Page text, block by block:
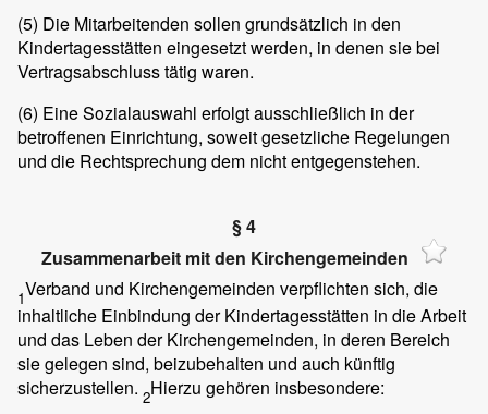
(5) Die Mitarbeitenden sollen grundsätzlich in den
Kindertagesstätten eingesetzt werden, in denen sie bei
Vertragsabschluss tätig waren.
(6) Eine Sozialauswahl erfolgt ausschließlich in der
betroffenen Einrichtung, soweit gesetzliche Regelungen
und die Rechtsprechung dem nicht entgegenstehen.
§ 4
Zusammenarbeit mit den Kirchengemeinden
1Verband und Kirchengemeinden verpflichten sich, die
inhaltliche Einbindung der Kindertagesstätten in die Arbeit
und das Leben der Kirchengemeinden, in deren Bereich
sie gelegen sind, beizubehalten und auch künftig
sicherzustellen. 2Hierzu gehören insbesondere: